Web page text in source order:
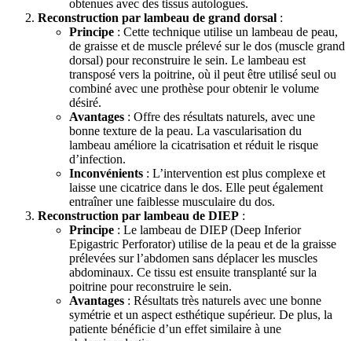
obtenues avec des tissus autologues.
Reconstruction par lambeau de grand dorsal :
Principe : Cette technique utilise un lambeau de peau,
de graisse et de muscle prélevé sur le dos (muscle grand
dorsal) pour reconstruire le sein. Le lambeau est
transposé vers la poitrine, où il peut être utilisé seul ou
combiné avec une prothèse pour obtenir le volume
désiré.
Avantages : Offre des résultats naturels, avec une
bonne texture de la peau. La vascularisation du
lambeau améliore la cicatrisation et réduit le risque
d’infection.
Inconvénients : L’intervention est plus complexe et
laisse une cicatrice dans le dos. Elle peut également
entraîner une faiblesse musculaire du dos.
Reconstruction par lambeau de DIEP :
Principe : Le lambeau de DIEP (Deep Inferior
Epigastric Perforator) utilise de la peau et de la graisse
prélevées sur l’abdomen sans déplacer les muscles
abdominaux. Ce tissu est ensuite transplanté sur la
poitrine pour reconstruire le sein.
Avantages : Résultats très naturels avec une bonne
symétrie et un aspect esthétique supérieur. De plus, la
patiente bénéficie d’un effet similaire à une